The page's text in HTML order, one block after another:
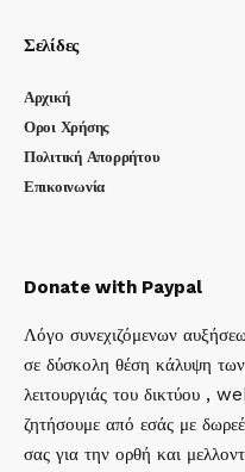
Σελίδες
Αρχική
Οροι Χρήσης
Πολιτική Απορρήτου
Επικοινωνία
Donate with Paypal
Λόγο συνεχιζόμενων
σε δύσκολη θέση κάλυψη
λειτουργιάς του δικτύου
ζητήσουμε από εσάς με
σας για την ορθή και